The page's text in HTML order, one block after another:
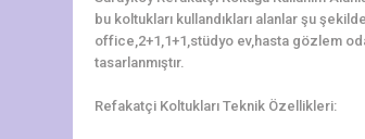
bu koltukları kullandıkları alanlar şu
office,2+1,1+1,stüdyo ev,hasta gözlem
tasarlanmıştır.
Refakatçi Koltukları Teknik Özellikleri: